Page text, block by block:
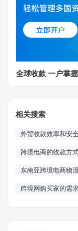
全球收款 一户掌握
相关搜索
外贸收款效率和安
跨境电商的收款方
东南亚跨境电商物
跨境网购买家的需